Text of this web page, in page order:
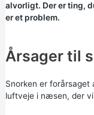
alvorligt. Der er ting,
er et problem.
Årsager til
Snorken er forårsaget
luftveje i næsen, der